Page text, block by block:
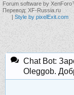
Forum software by
Перевод:XF-Russia.ru
|Style by pixelExit.com
Chat Bot:
Oleggob.